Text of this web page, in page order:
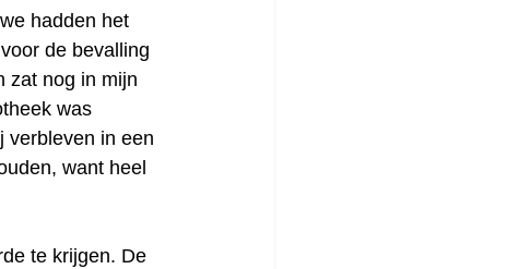
hadden het
de bevalling
zat nog in mijn
was
verbleven in een
want heel
te krijgen. De